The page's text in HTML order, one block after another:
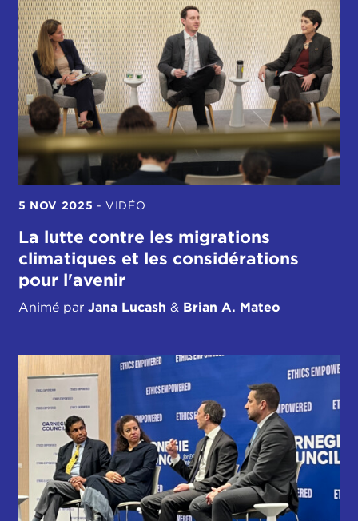
5 NOV 2025 - VIDÉO
La lutte contre les migrations
climatiques et les considérations
pour l'avenir
Animé par Jana Lucash & Brian A. Mateo